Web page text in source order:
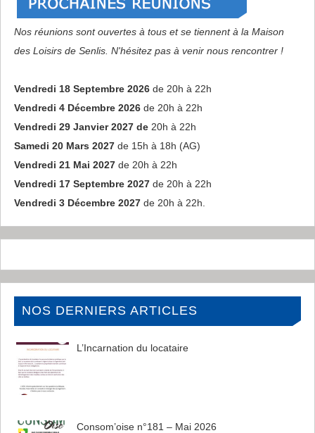
Nos réunions sont ouvertes à tous et se tiennent à la Maison
des Loisirs de Senlis. N'hésitez pas à venir nous rencontrer !
Vendredi 18 Septembre 2026de 20h à 22h
Vendredi 4 Décembre 2026de 20h à 22h
Vendredi 29 Janvier 2027 de20h à 22h
Samedi 20 Mars 2027de 15h à 18h (AG)
Vendredi 21 Mai 2027de 20h à 22h
Vendredi 17 Septembre 2027de 20h à 22h
Vendredi 3 Décembre 2027de 20h à 22h.
NOS DERNIERS ARTICLES
L’Incarnation du locataire
Consom’oise n°181 – Mai 2026